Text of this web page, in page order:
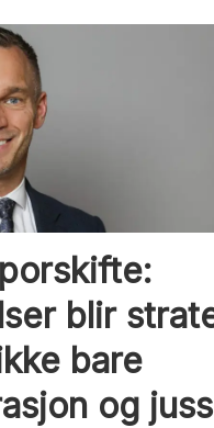
blir
bare
og juss